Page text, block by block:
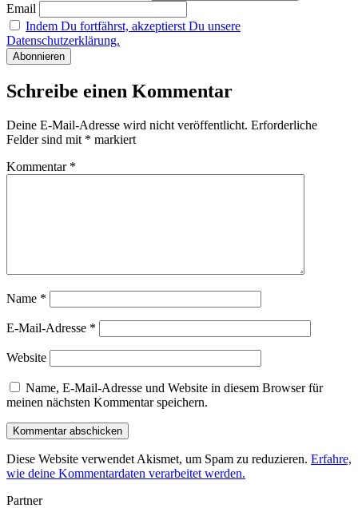
Email
Indem Du fortfährst, akzeptierst Du unsere
Datenschutzerklärung.
Schreibe einen Kommentar
Deine E-Mail-Adresse wird nicht veröffentlicht. Erforderliche
Felder sind mit * markiert
Kommentar *
Name *
E-Mail-Adresse *
Website
Name, E-Mail-Adresse und Website in diesem Browser für
meinen nächsten Kommentar speichern.
Diese Website verwendet Akismet, um Spam zu reduzieren. Erfahre,
wie deine Kommentardaten verarbeitet werden.
Partner